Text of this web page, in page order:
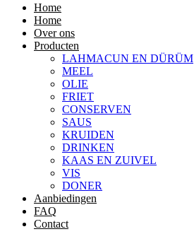
Home
Home
Over ons
Producten
LAHMACUN EN DÜRÜM
MEEL
OLIE
FRIET
CONSERVEN
SAUS
KRUIDEN
DRINKEN
KAAS EN ZUIVEL
VIS
DONER
Aanbiedingen
FAQ
Contact